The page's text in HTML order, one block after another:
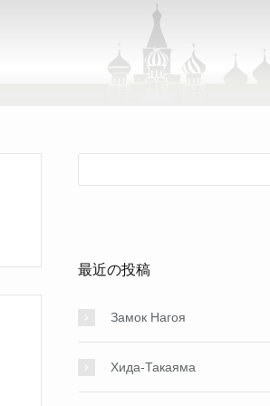
最近の投稿
Замок Нагоя
Хида-Такаяма